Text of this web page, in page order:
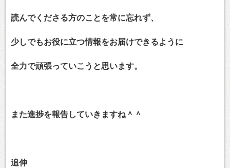
読んでくださる方のことを常に忘れず、
少しでもお役に立つ情報をお届けできるように
全力で頑張っていこうと思います。
また進捗を報告していきますね＾＾
追伸